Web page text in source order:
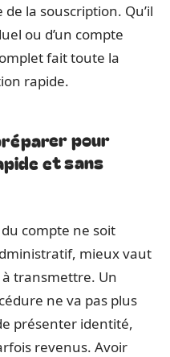
la souscription. Qu’il
ou d’un compte
fait toute la
rapide.
pour
et sans
compte ne soit
mieux vaut
transmettre. Un
ne va pas plus
présenter identité,
revenus. Avoir